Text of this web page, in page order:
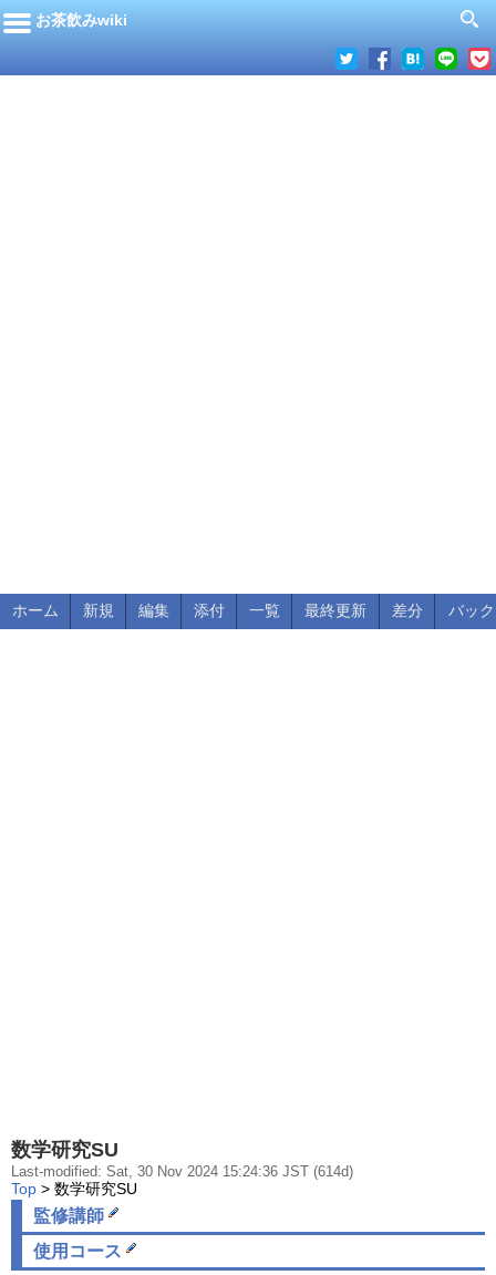
お茶飲みwiki
ホーム 新規 編集 添付 一覧 最終更新 差分 バッ
数学研究SU
Last-modified: Sat, 30 Nov 2024 15:24:36 JST (614d)
Top > 数学研究SU
監修講師
使用コース